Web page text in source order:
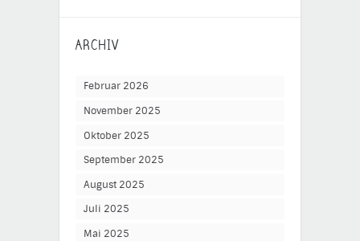
ARCHIV
Februar 2026
November 2025
Oktober 2025
September 2025
August 2025
Juli 2025
Mai 2025